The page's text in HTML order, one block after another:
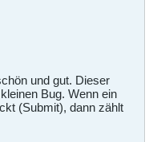
und gut. Dieser
Bug. Wenn ein
(Submit), dann zählt